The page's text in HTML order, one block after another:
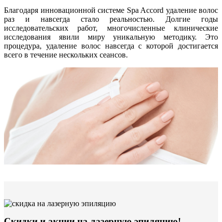
Благодаря инновационной системе Spa Accord удаление волос
раз и навсегда стало реальностью. Долгие годы
исследовательских работ, многочисленные клинические
исследования явили миру уникальную методику. Это
процедура, удаление волос навсегда с которой достигается
всего в течение нескольких сеансов.